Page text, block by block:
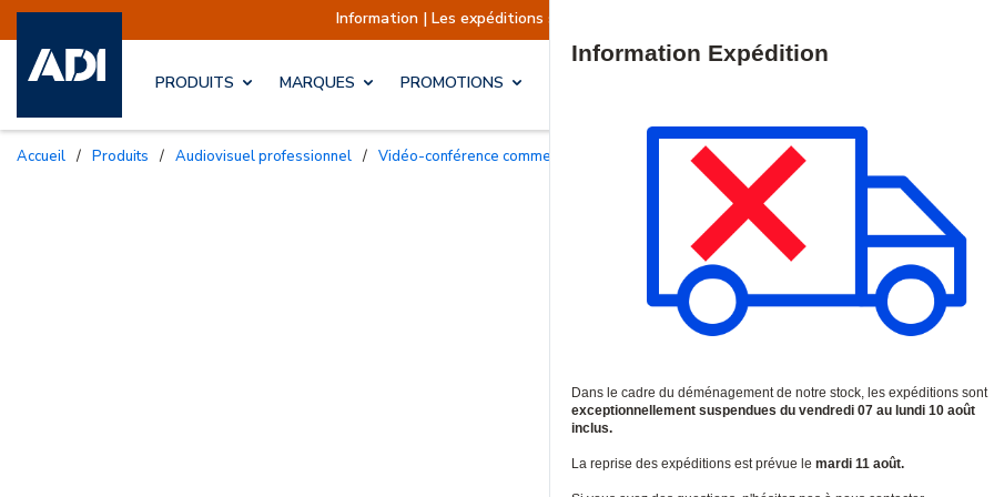
Information | Les expéditions sont actuellement suspendues Reprise prévue le mardi
PRODUITS MARQUES PROMOTIONS
Accueil / Produits / Audiovisuel professionnel / Vidéo-conférence commerciale